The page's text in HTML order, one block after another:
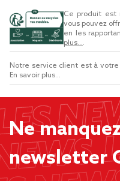
Ce produit est
vous pouvez
en les
plus....
Notre service client est à
En savoir plus...
Ne
newsletter